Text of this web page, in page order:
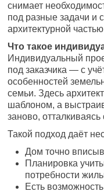
снимает
под разные задачи и
архитектурной
Что такое
Индивидуальный
под заказчика — с
особенностей
семьи. Здесь
шаблоном, а
заново,
Такой подход даёт
Дом точно
Планировка
потребности
Есть